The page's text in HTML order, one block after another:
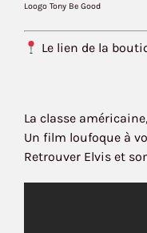
Loogo Tony Be Good
Le lien de la
La classe
Un film loufoque à
Retrouver Elvis et